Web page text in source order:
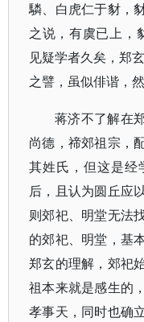
驎、白虎仁于豺，
之说，有虞已上，
见疑学者久矣，郑
之譬，虽似俳谐，
蒋济不了解在
尚德，禘郊祖宗，
其姓氏，但这是经
后，且认为圆丘应
则郊祀、明堂无法
的郊祀、明堂，基
郑玄的理解，郊祀
祖本来就是感生的
孝事天，同时也确